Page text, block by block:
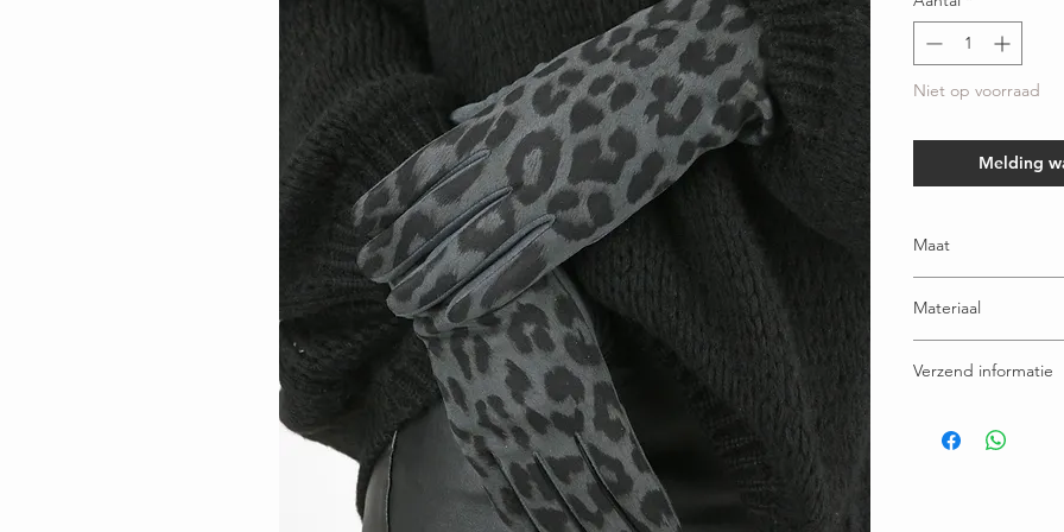
Niet op voorraad
Melding
Maat
Materiaal
Verzend informatie
Gratis verzending